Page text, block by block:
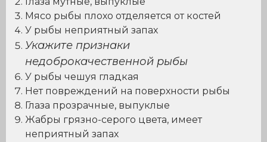
Мясо рыбы плохо отделяется от костей
У рыбы неприятный запах
Укажите признаки
недоброкачественной рыбы
У рыбы чешуя гладкая
Нет повреждений на поверхности рыбы
Глаза прозрачные, выпуклые
Жабры грязно-серого цвета, имеет
неприятный запах